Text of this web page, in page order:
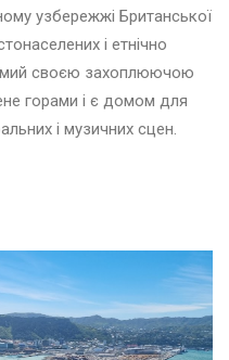
узбережжі Британської
і етнічно
своєю захоплюючою
горами і є домом для
і музичних сцен.